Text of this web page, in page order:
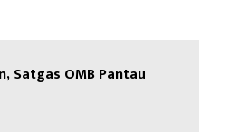
Satgas OMB Pantau